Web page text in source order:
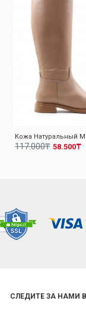
58.500₸
117.000₸
СЛЕДИТЕ ЗА НАМИ